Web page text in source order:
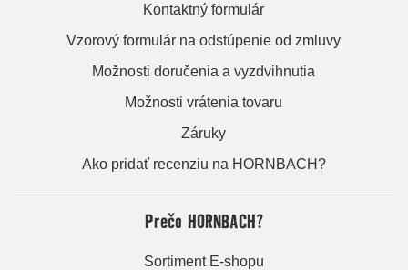
Kontaktný formulár
Vzorový formulár na odstúpenie od zmluvy
Možnosti doručenia a vyzdvihnutia
Možnosti vrátenia tovaru
Záruky
Ako pridať recenziu na HORNBACH?
Prečo HORNBACH?
Sortiment E-shopu